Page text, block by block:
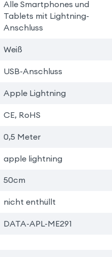
Alle Smartphones und
Tablets mit Lightning-
Anschluss
Weiß
USB-Anschluss
Apple Lightning
CE, RoHS
0,5 Meter
apple lightning
50cm
nicht enthüllt
DATA-APL-ME291